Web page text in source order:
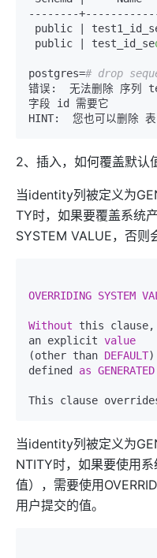
--------
public |
public | test_id_se
postgres=# drop
错误:  无法删除 序列
字段 id 需要它
2、插入，如何覆盖默认
当identity列被定义为
TY时，如果要覆盖系统
SYSTEM VALUE，否则
OVERRIDING SYSTEM
Without this
an explicit value
(other than DEFAULT)
defined as GENERATED
当identity列被定义为
NTITY时，如果要使用
值），需要使用
用户提交的值。